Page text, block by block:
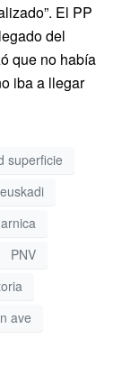
El PP
del
que no había
iba a llegar
superficie
euskadi
PNV
ave